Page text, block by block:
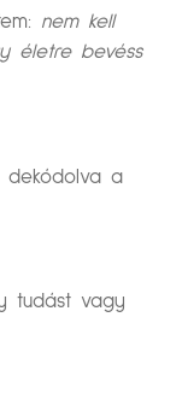
nem kell
életre bevéss
dekódolva a
tudást vagy